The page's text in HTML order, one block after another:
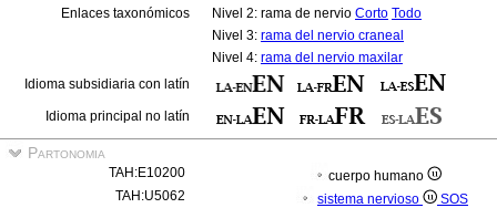
Enlaces taxonómicos
Nivel 2: rama de nervio Corto Todo
Nivel 3: rama del nervio craneal
Nivel 4: rama del nervio maxilar
Idioma subsidiaria con latín
Idioma principal no latín
Partonomia
TAH:E10200
cuerpo humano
TAH:U5062
sistema nervioso
SOS